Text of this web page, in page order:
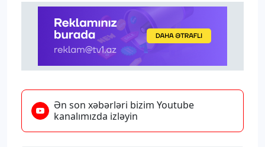
Ən son xəbərləri bizim Youtube
kanalımızda izləyin